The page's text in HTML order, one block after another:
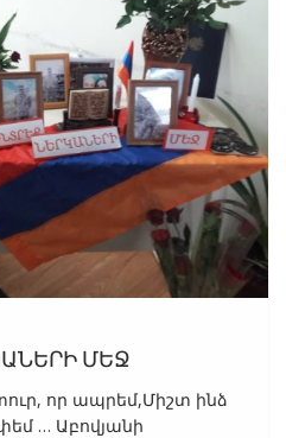
ՄԵՋ
որ ապրեմ,Միշտ ինձ
… Աբովյանի